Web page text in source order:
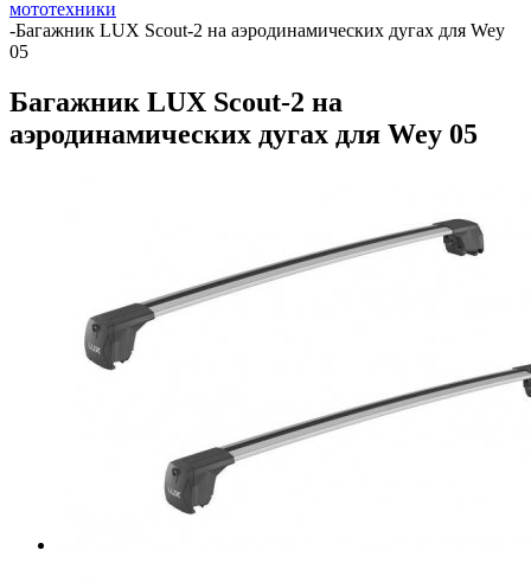
мототехники
-Багажник LUX Scout-2 на аэродинамических дугах для Wey
05
Багажник LUX Scout-2 на
аэродинамических дугах для Wey 05